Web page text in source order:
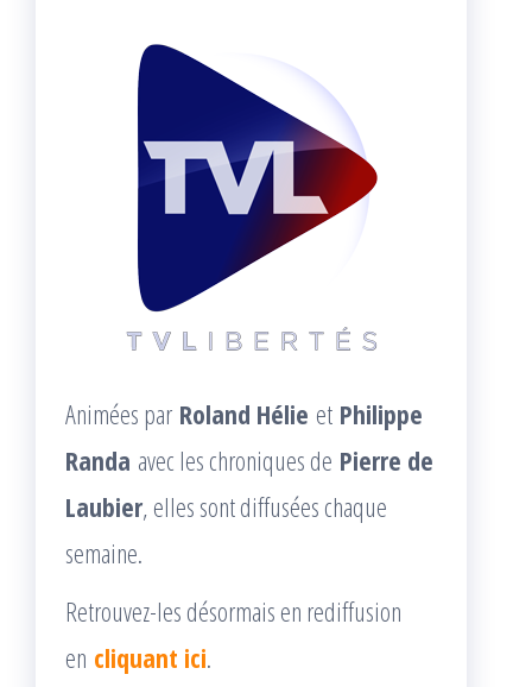
Animées par Roland Hélie et Philippe
Randa avec les chroniques de Pierre de
Laubier, elles sont diffusées chaque
semaine.
Retrouvez-les désormais en rediffusion
en cliquant ici.